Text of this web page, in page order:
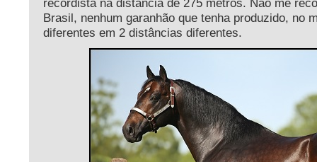
recordista na distância de 275 metros. Não me
Brasil, nenhum garanhão que tenha produzido, no
diferentes em 2 distâncias diferentes.